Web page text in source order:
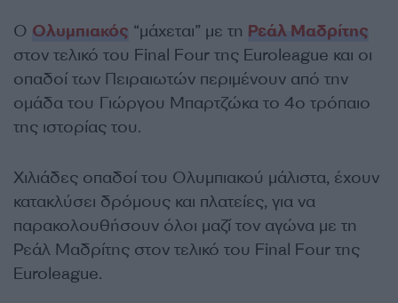
Ο Ολυμπιακός “μάχεται” με τη Ρεάλ Μαδρίτης
στον τελικό του Final Four της Euroleague και οι
οπαδοί των Πειραιωτών περιμένουν από την
ομάδα του Γιώργου Μπαρτζώκα το 4ο τρόπαιο
της ιστορίας του.
Χιλιάδες οπαδοί του Ολυμπιακού μάλιστα, έχουν
κατακλύσει δρόμους και πλατείες, για να
παρακολουθήσουν όλοι μαζί τον αγώνα με τη
Ρεάλ Μαδρίτης στον τελικό του Final Four της
Euroleague.